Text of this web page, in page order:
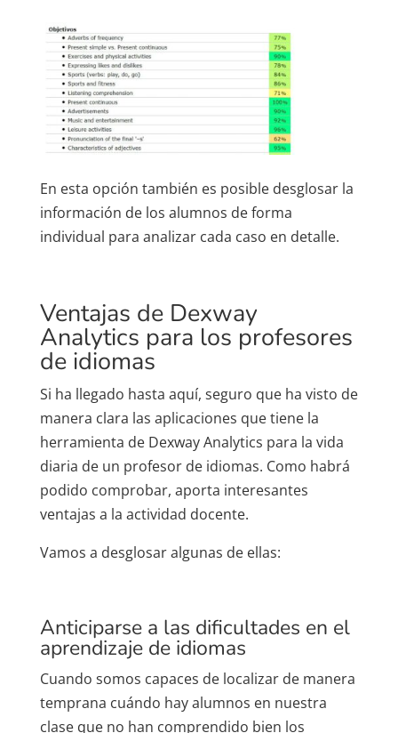
En esta opción también es posible desglosar la
información de los alumnos de forma
individual para analizar cada caso en detalle.
Ventajas de Dexway
Analytics para los profesores
de idiomas
Si ha llegado hasta aquí, seguro que ha visto de
manera clara las aplicaciones que tiene la
herramienta de Dexway Analytics para la vida
diaria de un profesor de idiomas. Como habrá
podido comprobar, aporta interesantes
ventajas a la actividad docente.
Vamos a desglosar algunas de ellas:
Anticiparse a las dificultades en el
aprendizaje de idiomas
Cuando somos capaces de localizar de manera
temprana cuándo hay alumnos en nuestra
clase que no han comprendido bien los